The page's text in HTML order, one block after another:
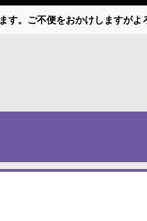
。ご不便をおかけしますがよ